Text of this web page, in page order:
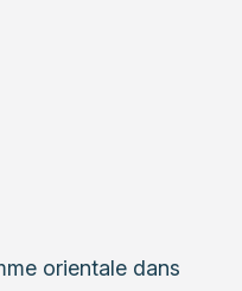
orientale dans